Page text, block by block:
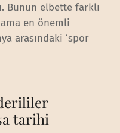
Bunun elbette farklı
ama en önemli
arasındaki ‘spor
tarihi